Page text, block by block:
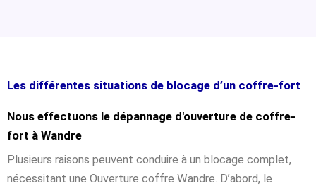
Les différentes situations de blocage d’un coffre-fort
Nous effectuons le dépannage d'ouverture de coffre-
fort à Wandre
Plusieurs raisons peuvent conduire à un blocage complet,
nécessitant une Ouverture coffre Wandre. D’abord, le